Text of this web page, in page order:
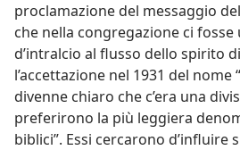
proclamazione del messaggio
che nella congregazione ci fosse
d’intralcio al flusso dello spirito
l’accettazione nel 1931 del nome
divenne chiaro che c’era una
preferirono la più leggiera
biblici”. Essi cercarono d’influire